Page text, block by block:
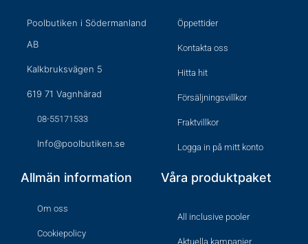
Poolbutiken i Södermanland
AB
Kalkbruksvägen 5
619 71 Vagnhärad
08-55171533
Info@poolbutiken.se
Öppettider
Kontakta oss
Hitta hit
Försäljningsvillkor
Fraktvillkor
Logga in på mitt konto
Allmän information
Om oss
Cookiepolicy
Våra produktpaket
All inclusive pooler
Aktuella kampanjer